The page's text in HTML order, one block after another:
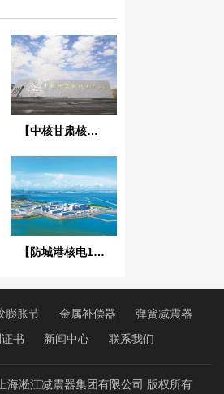
【中核甘肃核技术产业园】橡胶接头
【防城港核电102大修接头项目】橡胶接头合同
膨胀节 金属补偿器
弹簧减震器
书 新闻中心 联系我们
淞江减震器集团有限公司 版权所有